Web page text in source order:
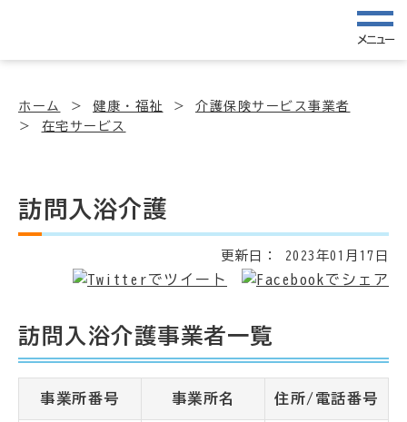
メニュー
ホーム 健康・福祉
介護保険サービス事業者
在宅サービス
訪問入浴介護
更新日： 2023年01月17日
訪問入浴介護事業者一覧
事業所番号 事業所名 住所/電話番号